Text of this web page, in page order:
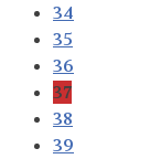
34
35
36
37
38
39